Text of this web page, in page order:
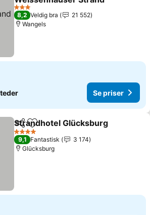
3 Stjerner
8,2 Veldig bra
21 552
Wangels
Se priser
Del Legg til i favoritter
Strandhotel Glücksburg
4 Stjerner
9,1 Fantastisk
3 174
Glücksburg